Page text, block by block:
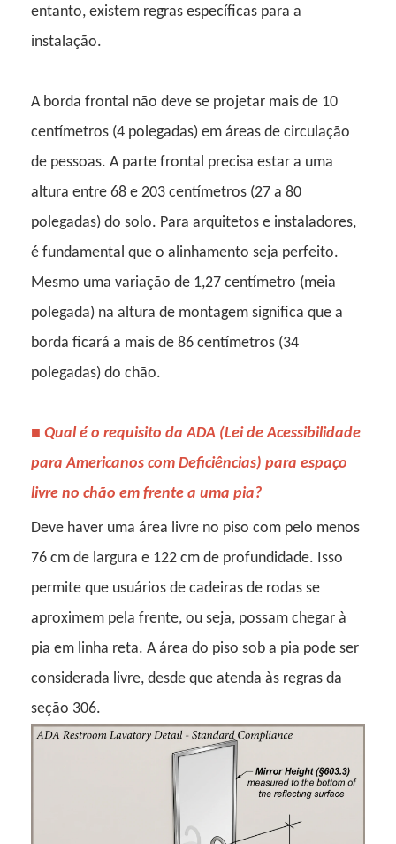
entanto, existem regras específicas para a
instalação.
A borda frontal não deve se projetar mais de 10
centímetros (4 polegadas) em áreas de circulação
de pessoas. A parte frontal precisa estar a uma
altura entre 68 e 203 centímetros (27 a 80
polegadas) do solo. Para arquitetos e instaladores,
é fundamental que o alinhamento seja perfeito.
Mesmo uma variação de 1,27 centímetro (meia
polegada) na altura de montagem significa que a
borda ficará a mais de 86 centímetros (34
polegadas) do chão.
■ Qual é o requisito da ADA (Lei de Acessibilidade
para Americanos com Deficiências) para espaço
livre no chão em frente a uma pia?
Deve haver uma área livre no piso com pelo menos
76 cm de largura e 122 cm de profundidade. Isso
permite que usuários de cadeiras de rodas se
aproximem pela frente, ou seja, possam chegar à
pia em linha reta. A área do piso sob a pia pode ser
considerada livre, desde que atenda às regras da
seção 306.